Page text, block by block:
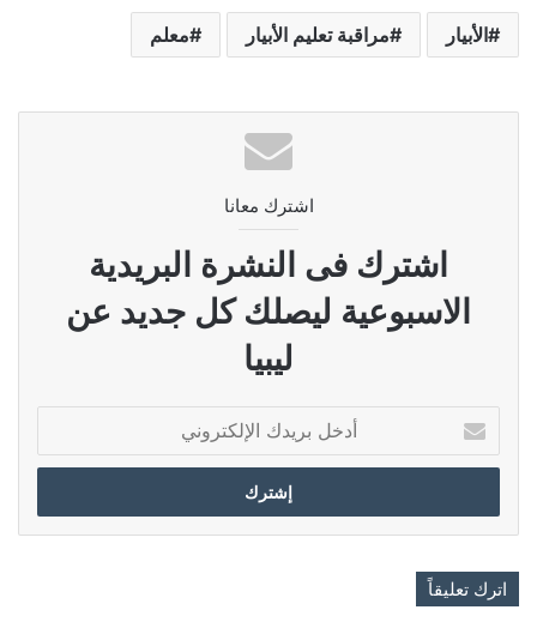
الأبيار مراقبة تعليم الأبيار معلم
اشترك معانا
اشترك فى النشرة البريدية
الاسبوعية ليصلك كل جديد عن
ليبيا
بريدك
الإلكتروني
اترك تعليقاً